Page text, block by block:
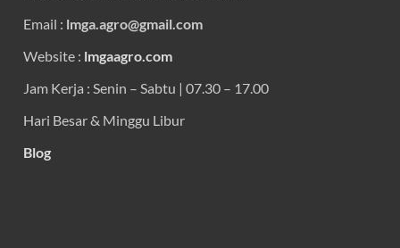
Email : lmga.agro@gmail.com
Website : lmgaagro.com
Jam Kerja : Senin – Sabtu | 07.30 – 17.00
Hari Besar & Minggu Libur
Blog